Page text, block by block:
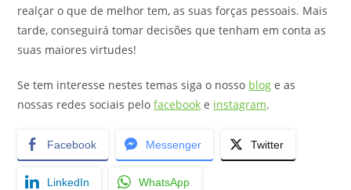
realçar o que de melhor tem, as suas forças pessoais. Mais
tarde, conseguirá tomar decisões que tenham em conta as
suas maiores virtudes!
Se tem interesse nestes temas siga o nosso blog e as
nossas redes sociais pelofacebook e instagram.
Facebook Messenger Twitter
LinkedIn WhatsApp